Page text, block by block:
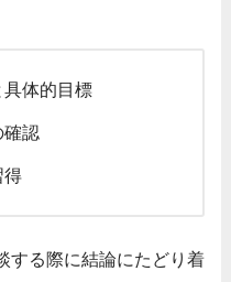
体的目標
確認
得
する際に結論にたどり着